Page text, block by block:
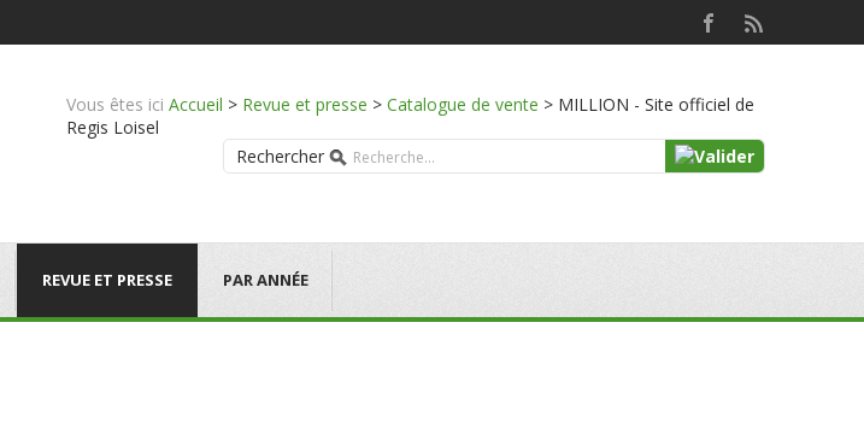
Vous êtes ici Accueil > Revue et presse > Catalogue de vente > MILLION - Site officiel de
Regis Loisel
Rechercher
REVUE ET PRESSE PAR ANNÉE